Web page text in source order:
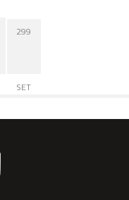
299
SET